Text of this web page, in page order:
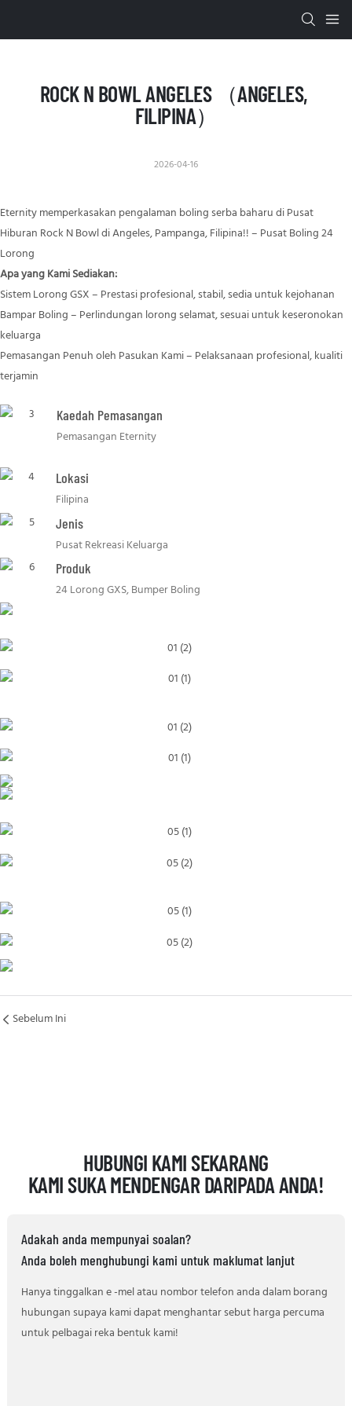
ROCK N BOWL ANGELES （ANGELES,
FILIPINA）
2026-04-16
Eternity memperkasakan pengalaman boling serba baharu di Pusat
Hiburan Rock N Bowl di Angeles, Pampanga, Filipina!! – Pusat Boling 24
Lorong
Apa yang Kami Sediakan:
Sistem Lorong GSX – Prestasi profesional, stabil, sedia untuk kejohanan
Bampar Boling – Perlindungan lorong selamat, sesuai untuk keseronokan
keluarga
Pemasangan Penuh oleh Pasukan Kami – Pelaksanaan profesional, kualiti
terjamin
Kaedah Pemasangan
Pemasangan Eternity
Lokasi
Filipina
Jenis
Pusat Rekreasi Keluarga
Produk
24 Lorong GXS, Bumper Boling
Sebelum Ini
HUBUNGI KAMI SEKARANG
KAMI SUKA MENDENGAR DARIPADA ANDA!
Adakah anda mempunyai soalan?
Anda boleh menghubungi kami untuk maklumat lanjut
Hanya tinggalkan e -mel atau nombor telefon anda dalam borang
hubungan supaya kami dapat menghantar sebut harga percuma
untuk pelbagai reka bentuk kami!